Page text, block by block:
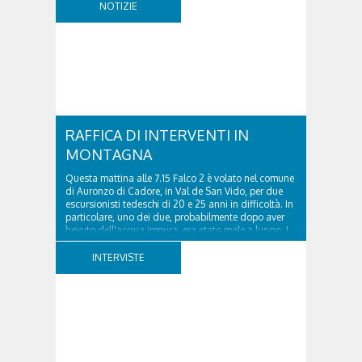
Cortina ha tratto in arresto un cittadino sloveno,
classe...
NOTIZIE
RAFFICA DI INTERVENTI IN
MONTAGNA
Questa mattina alle 7.15 Falco 2 è volato nel comune
di Auronzo di Cadore, in Val de San Vido, per due
escursionisti tedeschi di 20 e 25 anni in difficoltà. In
particolare, uno dei due, probabilmente dopo aver
bevuto dell'acqua impura, era stato male a lungo. I
due ragazzi, che avevano passato...
INTERVISTE